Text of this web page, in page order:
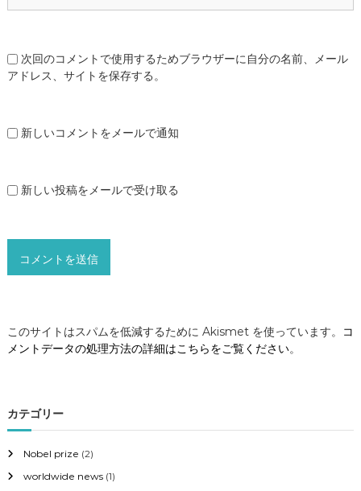
次回のコメントで使用するためブラウザーに自分の名前、メール
アドレス、サイトを保存する。
新しいコメントをメールで通知
新しい投稿をメールで受け取る
このサイトはスパムを低減するために Akismet を使っています。
コ
メントデータの処理方法の詳細はこちらをご覧ください。
カテゴリー
Nobel prize (2)
worldwide news(1)